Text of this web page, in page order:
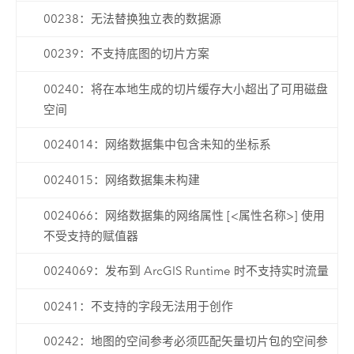
00238：无法替换独立表的数据源
00239：不支持底图的切片方案
00240：将在本地生成的切片缓存大小超出了可用磁盘
空间
0024014：网络数据集中包含未知的坐标系
0024015：网络数据集未构建
0024066：网络数据集的网络属性 [<属性名称>] 使用
不受支持的赋值器
0024069：发布到 ArcGIS Runtime 时不支持实时流量
00241：不支持的字段无法用于创作
00242：地图的空间参考必须匹配矢量切片包的空间参